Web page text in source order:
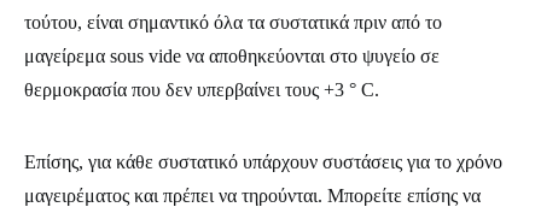
τούτου, είναι σημαντικό όλα τα συστατικά πριν από το
μαγείρεμα sous vide να αποθηκεύονται στο ψυγείο σε
θερμοκρασία που δεν υπερβαίνει τους +3 ° C.
Επίσης, για κάθε συστατικό υπάρχουν συστάσεις για το χρόνο
μαγειρέματος και πρέπει να τηρούνται. Μπορείτε επίσης να